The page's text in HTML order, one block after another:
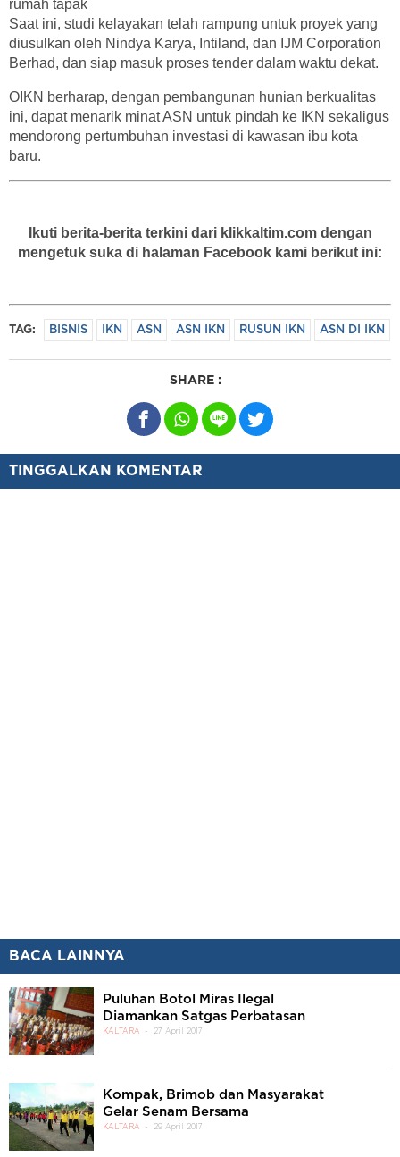
rumah tapak
Saat ini, studi kelayakan telah rampung untuk proyek yang
diusulkan oleh Nindya Karya, Intiland, dan IJM Corporation
Berhad, dan siap masuk proses tender dalam waktu dekat.
OIKN berharap, dengan pembangunan hunian berkualitas
ini, dapat menarik minat ASN untuk pindah ke IKN sekaligus
mendorong pertumbuhan investasi di kawasan ibu kota
baru.
Ikuti berita-berita terkini dari klikkaltim.com dengan
mengetuk suka di halaman Facebook kami berikut ini:
TAG: BISNIS IKN ASN ASN IKN RUSUN IKN ASN DI IKN
SHARE :
TINGGALKAN KOMENTAR
BACA LAINNYA
Puluhan Botol Miras Ilegal
Diamankan Satgas Perbatasan
KALTARA 27 April 2017
Kompak, Brimob dan Masyarakat
Gelar Senam Bersama
KALTARA 29 April 2017